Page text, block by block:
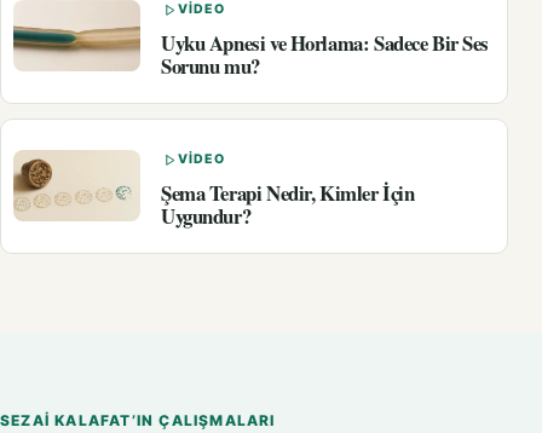
VIDEO
Uyku Apnesi ve Horlama: Sadece Bir Ses
Sorunu mu?
VIDEO
Şema Terapi Nedir, Kimler İçin
Uygundur?
SEZAI KALAFAT’IN ÇALIŞMALARI